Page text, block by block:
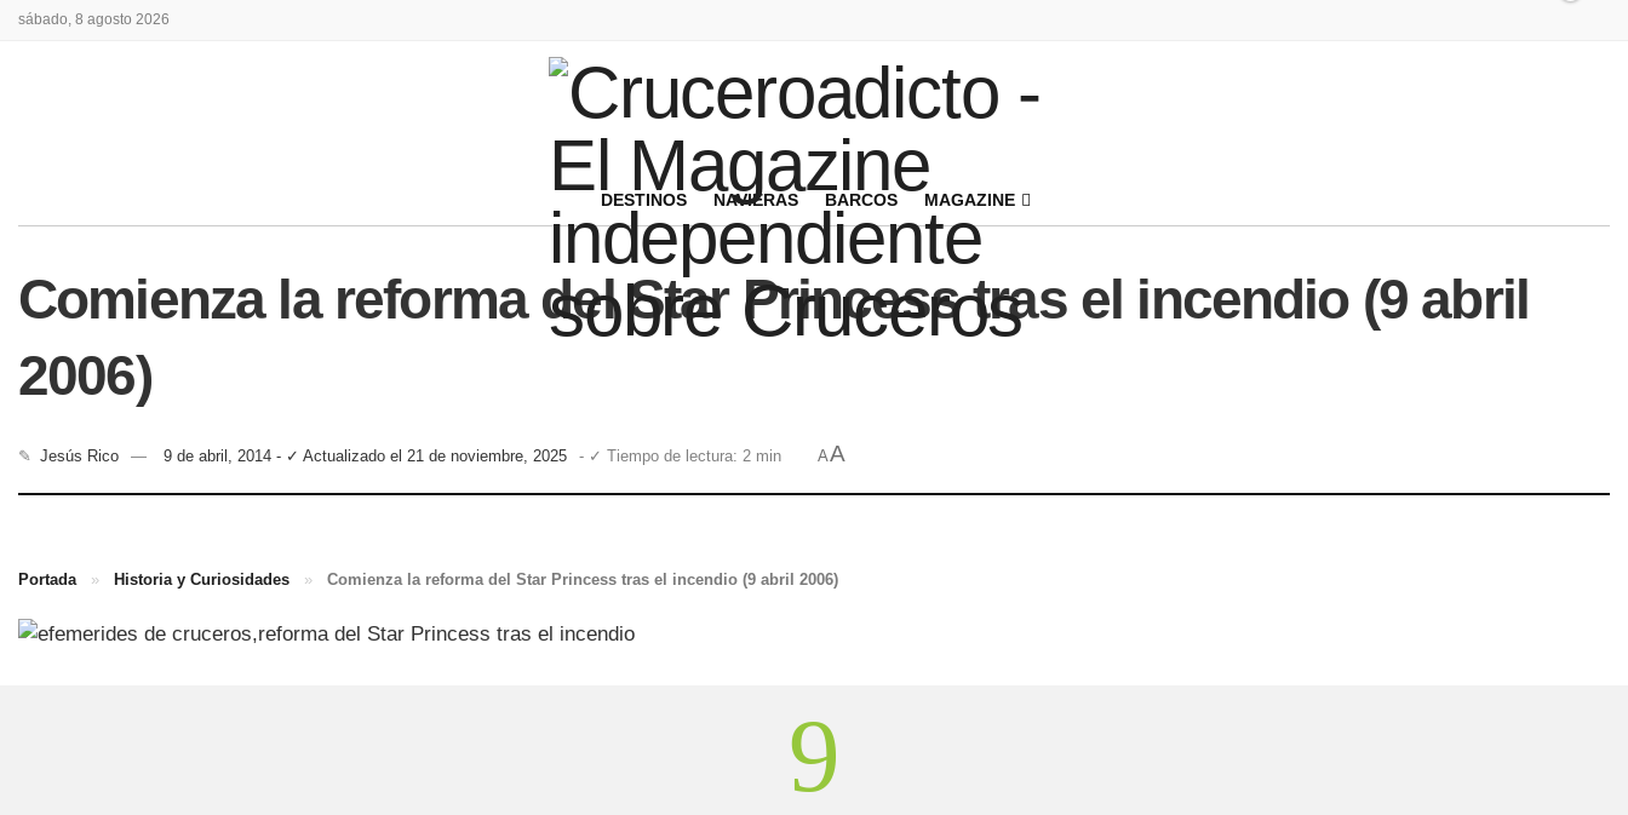
sábado, 8 agosto 2026
DESTINOS NAVIERAS BARCOS MAGAZINE
Comienza la reforma del Star Princess tras el incendio (9 abril
2006)
✎ Jesús Rico 9 de abril, 2014 - ✓ Actualizado el 21 de noviembre, 2025 - ✓ Tiempo de lectura: 2 min AA
Portada » Historia y Curiosidades » Comienza la reforma del Star Princess tras el incendio (9 abril 2006)
9